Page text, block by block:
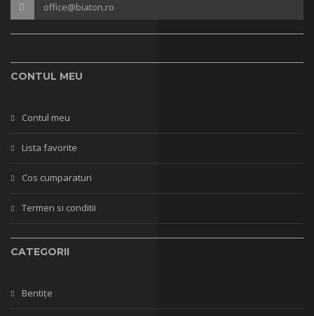
office@biaton.ro
CONTUL MEU
Contul meu
Lista favorite
Cos cumparaturi
Termen si conditii
CATEGORII
Bentițe